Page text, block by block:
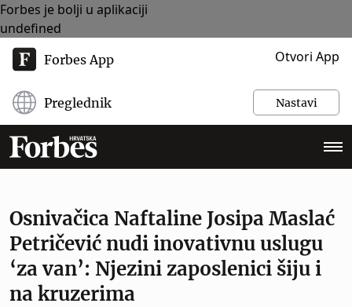
Forbes je bolji u aplikaciji
undefined
Forbes App Otvori App
Preglednik Nastavi
Osnivačica Naftaline Josipa Maslać
Petričević nudi inovativnu uslugu
‘za van’: Njezini zaposlenici šiju i
na kruzerima